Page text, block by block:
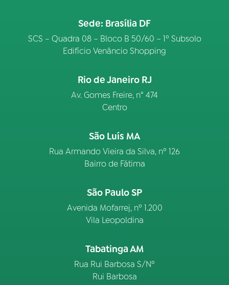
Sede: Brasília DF
SCS – Quadra 08 – Bloco B 50/60 – 1º Subsolo
Edifício Venâncio Shopping
Rio de Janeiro RJ
Av. Gomes Freire, n° 474
Centro
São Luís MA
Rua Armando Vieira da Silva, nº 126
Bairro de Fátima
São Paulo SP
Avenida Mofarrej, nº 1.200
Vila Leopoldina
Tabatinga AM
Rua Rui Barbosa S/Nº
Rui Barbosa